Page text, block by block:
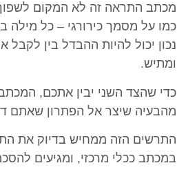
מכתב התראה זה לא המקום
כמו על מסמך כירורגי – כל מילה
נכון יכול להיות ההבדל בין
ומתיש.
כדי שהצד השני יבין אתכם,
מהבעיה שיצר אל הפתרון שאתם
התרשים הזה ממחיש בדיוק את
במכתב ככלי מרכזי, ומגיעים